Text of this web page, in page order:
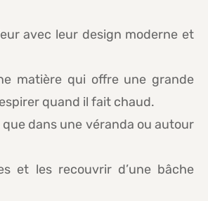
avec leur design moderne et
matière qui offre une grande
quand il fait chaud.
dans une véranda ou autour
et les recouvrir d’une bâche